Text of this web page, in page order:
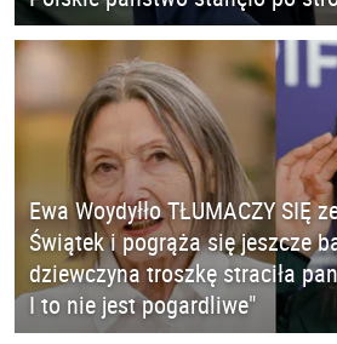
Ewa Woydyłło TŁUMACZY SIĘ
Świątek i pogrąża się jeszcze
dziewczyna troszkę straciła
I to nie jest pogardliwe"